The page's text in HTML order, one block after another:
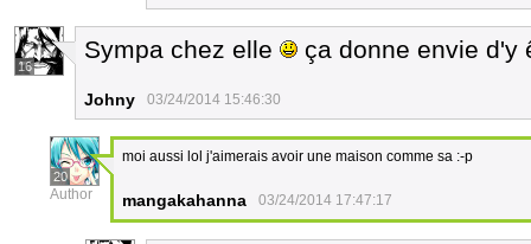
16
Sympa chez elle ça donne envie d'y
Johny 03/24/2014 15:46:30
20
Author
moi aussi lol j'aimerais avoir une maison comme sa :-p
mangakahanna 03/24/2014 17:47:17